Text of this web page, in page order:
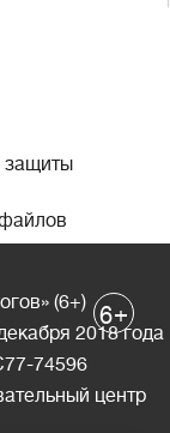
защиты
(6+)
2018 года
74596
центр
6+